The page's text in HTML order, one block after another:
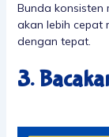
Bunda konsisten
akan lebih cepat
dengan tepat.
3.